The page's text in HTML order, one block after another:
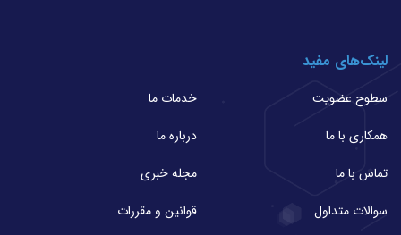
لینک‌های مفید
سطوح عضویت
خدمات ما
همکاری با ما
درباره ما
تماس با ما
مجله خبری
سوالات متداول
قوانین و مقررات